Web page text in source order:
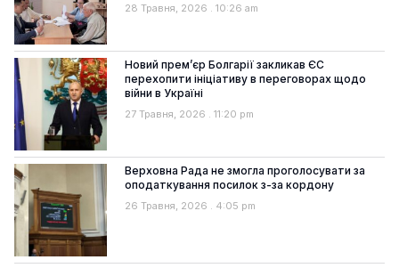
28 Травня, 2026 10:26 am
Новий прем’єр Болгарії закликав ЄС
перехопити ініціативу в переговорах щодо
війни в Україні
27 Травня, 2026 11:20 pm
Верховна Рада не змогла проголосувати за
оподаткування посилок з-за кордону
26 Травня, 2026 4:05 pm